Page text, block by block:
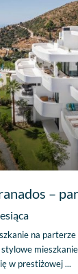
–
na
w prestiżowej...